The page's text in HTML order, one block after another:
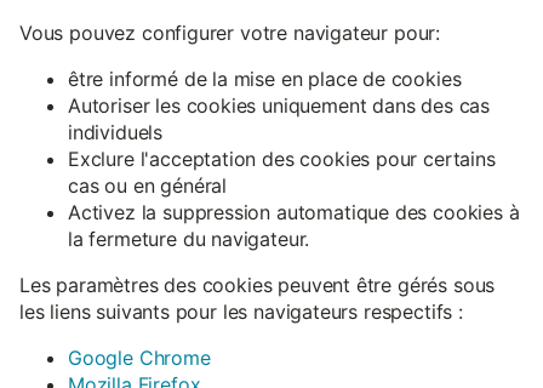
Vous pouvez configurer votre navigateur pour:
être informé de la mise en place de cookies
Autoriser les cookies uniquement dans des cas
individuels
Exclure l'acceptation des cookies pour certains
cas ou en général
Activez la suppression automatique des cookies à
la fermeture du navigateur.
Les paramètres des cookies peuvent être gérés sous
les liens suivants pour les navigateurs respectifs :
Google Chrome